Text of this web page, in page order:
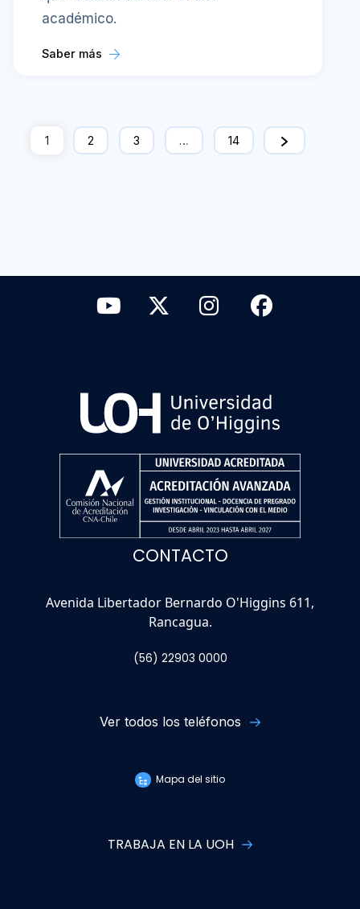
académico.
Saber más
1 2 3 … 14
CONTACTO
Avenida Libertador Bernardo O'Higgins 611,
Rancagua.
(56) 22903 0000
Ver todos los teléfonos
Mapa del sitio
TRABAJA EN LA UOH